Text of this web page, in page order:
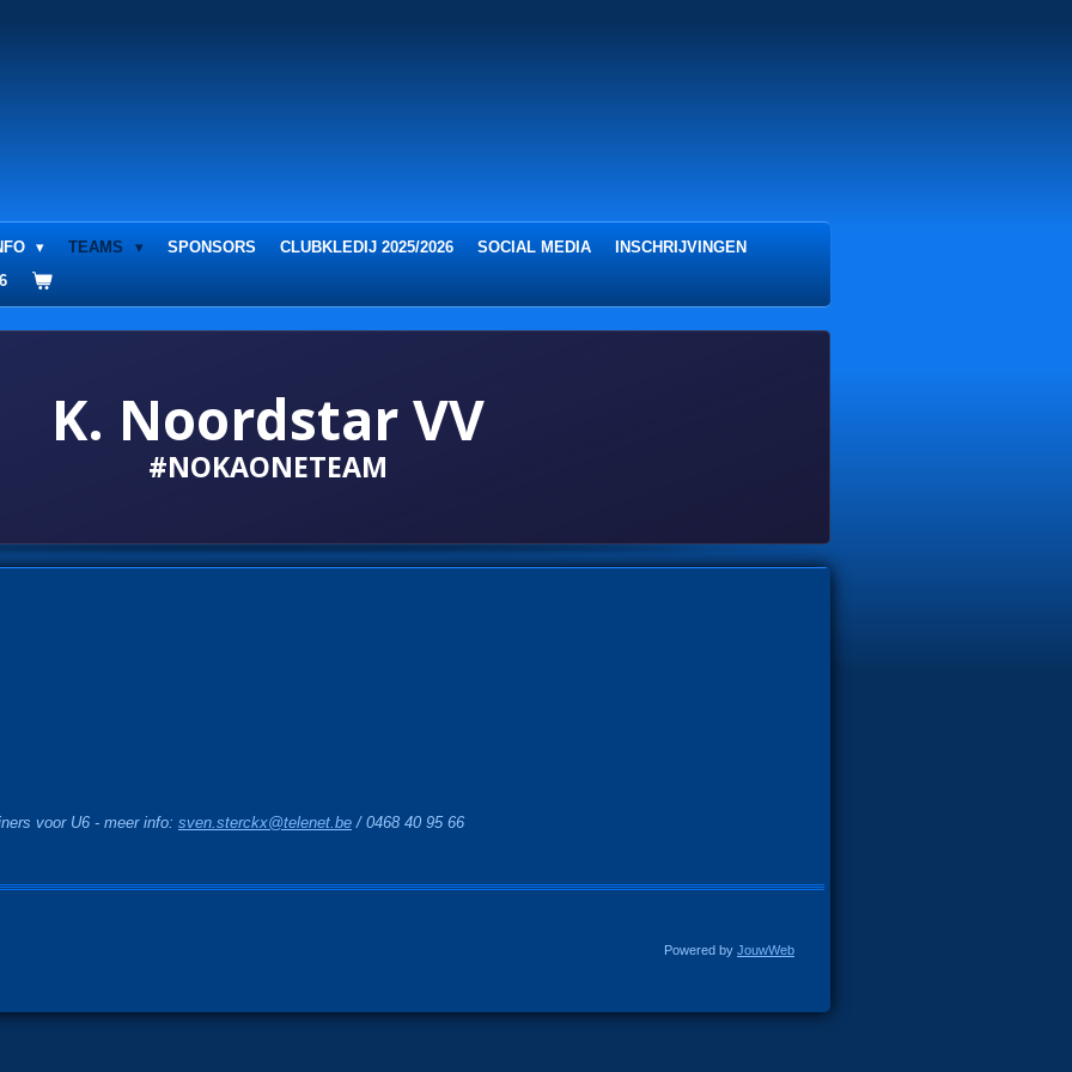
TEAMS SPONSORS CLUBKLEDIJ 2025/2026 SOCIAL MEDIA
INSCHRIJVINGEN
K. Noordstar VV
#NOKAONETEAM
voor U6 - meer info: sven.sterckx@telenet.be / 0468 40 95 66
Powered by JouwWeb